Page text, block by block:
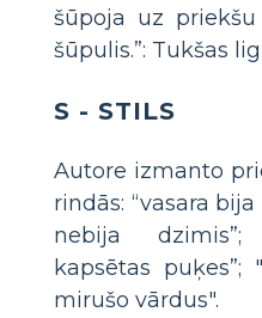
šūpoja uz
šūpulis.”: Tukšas
S - STILS
Autore izmanto
rindās: “vasara
nebija dzimis”;
kapsētas
mirušo vārdus".